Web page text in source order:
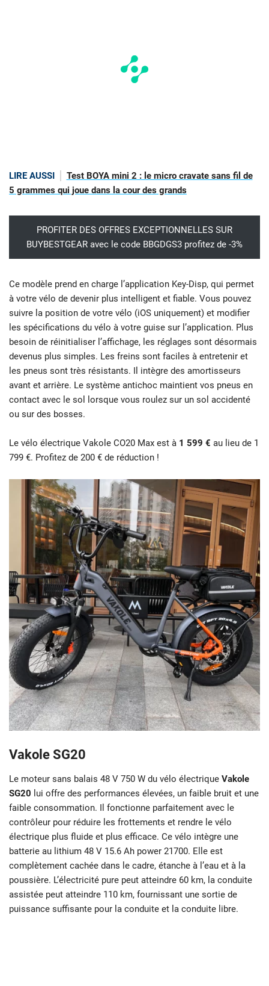
LIRE AUSSI
Test BOYA mini 2 : le micro cravate sans fil de
5 grammes qui joue dans la cour des grands
PROFITER DES OFFRES EXCEPTIONNELLES SUR
BUYBESTGEAR avec le code BBGDGS3 profitez de -3%
Ce modèle prend en charge l’application Key-Disp, qui permet
à votre vélo de devenir plus intelligent et fiable. Vous pouvez
suivre la position de votre vélo (iOS uniquement) et modifier
les spécifications du vélo à votre guise sur l’application. Plus
besoin de réinitialiser l’affichage, les réglages sont désormais
devenus plus simples. Les freins sont faciles à entretenir et
les pneus sont très résistants. Il intègre des amortisseurs
avant et arrière. Le système antichoc maintient vos pneus en
contact avec le sol lorsque vous roulez sur un sol accidenté
ou sur des bosses.
Le vélo électrique Vakole CO20 Max est à 1 599 € au lieu de 1
799 €. Profitez de 200 € de réduction !
Vakole SG20
Le moteur sans balais 48 V 750 W du vélo électrique Vakole
SG20 lui offre des performances élevées, un faible bruit et une
faible consommation. Il fonctionne parfaitement avec le
contrôleur pour réduire les frottements et rendre le vélo
électrique plus fluide et plus efficace. Ce vélo intègre une
batterie au lithium 48 V 15.6 Ah power 21700. Elle est
complètement cachée dans le cadre, étanche à l’eau et à la
poussière. L’électricité pure peut atteindre 60 km, la conduite
assistée peut atteindre 110 km, fournissant une sortie de
puissance suffisante pour la conduite et la conduite libre.